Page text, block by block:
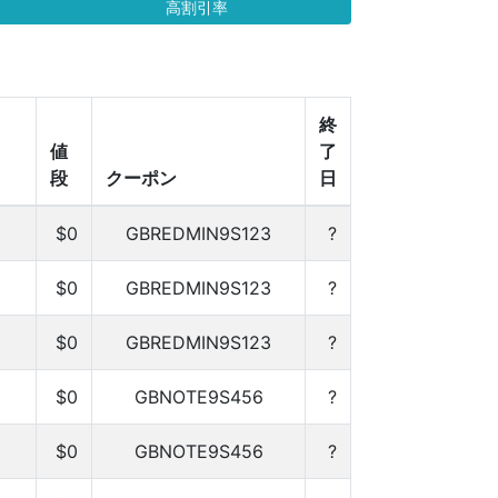
高割引率
値
段
クーポン
終
了
日
$0 GBREDMIN9S123 ?
$0 GBREDMIN9S123 ?
$0 GBREDMIN9S123 ?
$0 GBNOTE9S456 ?
$0 GBNOTE9S456 ?